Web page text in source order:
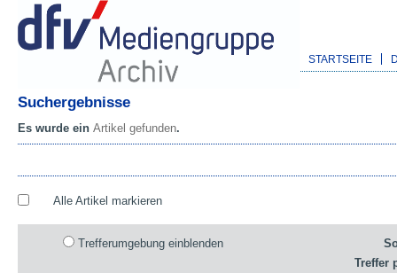
STARTSEITE
Suchergebnisse
Es wurde ein Artikel gefunden.
Alle Artikel markieren
Trefferumgebung einblenden
Treffer